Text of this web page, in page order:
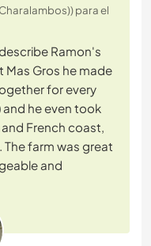
para el
Ramon's
Gros he made
for every
and he even took
French coast,
farm was great
and